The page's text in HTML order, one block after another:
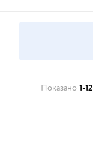
Показано 1-12